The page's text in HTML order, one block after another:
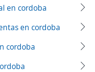
en cordoba
en cordoba
cordoba